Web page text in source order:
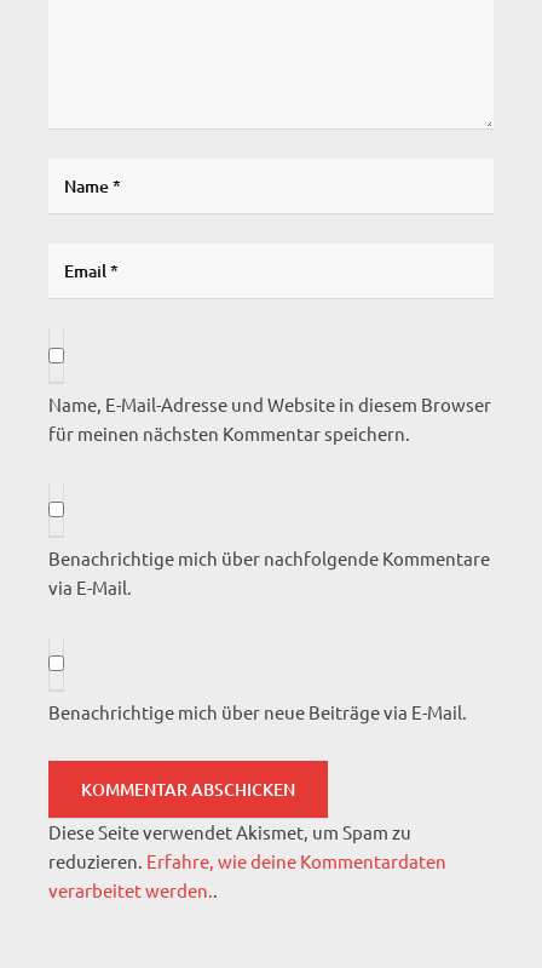
Name, E-Mail-Adresse und Website in diesem Browser
für meinen nächsten Kommentar speichern.
Benachrichtige mich über nachfolgende Kommentare
via E-Mail.
Benachrichtige mich über neue Beiträge via E-Mail.
Diese Seite verwendet Akismet, um Spam zu
reduzieren. Erfahre, wie deine Kommentardaten
verarbeitet werden..